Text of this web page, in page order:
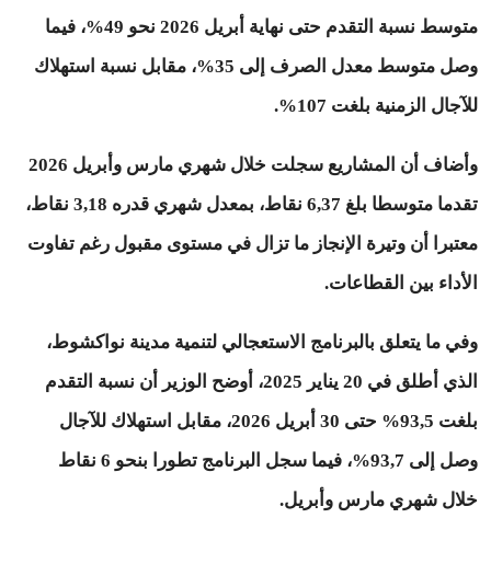
متوسط نسبة التقدم حتى نهاية أبريل 2026 نحو 49%، فيما
وصل متوسط معدل الصرف إلى 35%، مقابل نسبة استهلاك
للآجال الزمنية بلغت 107%.
وأضاف أن المشاريع سجلت خلال شهري مارس وأبريل 2026
تقدما متوسطا بلغ 6,37 نقاط، بمعدل شهري قدره 3,18 نقاط،
معتبرا أن وتيرة الإنجاز ما تزال في مستوى مقبول رغم تفاوت
الأداء بين القطاعات.
وفي ما يتعلق بالبرنامج الاستعجالي لتنمية مدينة نواكشوط،
الذي أطلق في 20 يناير 2025، أوضح الوزير أن نسبة التقدم
بلغت 93,5% حتى 30 أبريل 2026، مقابل استهلاك للآجال
وصل إلى 93,7%، فيما سجل البرنامج تطورا بنحو 6 نقاط
خلال شهري مارس وأبريل.